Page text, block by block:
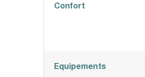
Confort
Equipements